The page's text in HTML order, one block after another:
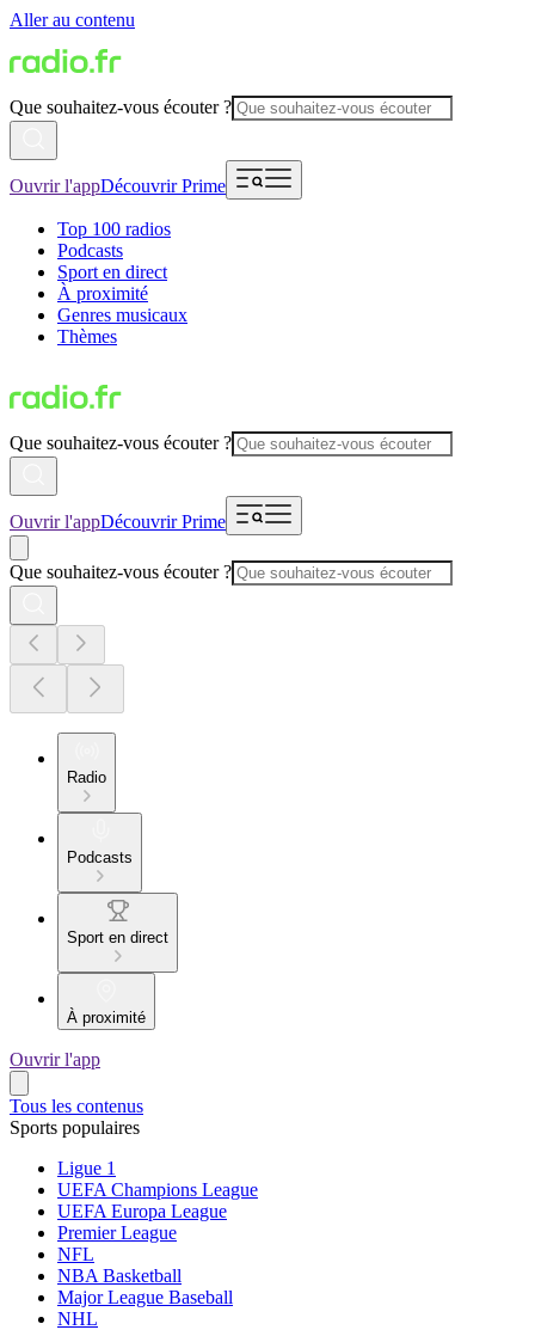
Aller au contenu
Que souhaitez-vous écouter ?
Ouvrir l'appDécouvrir Prime
Top 100 radios
Podcasts
Sport en direct
À proximité
Genres musicaux
Thèmes
Que souhaitez-vous écouter ?
Ouvrir l'appDécouvrir Prime
Que souhaitez-vous écouter ?
Radio
Podcasts
Sport en direct
À proximité
Ouvrir l'app
Tous les contenus
Sports populaires
Ligue 1
UEFA Champions League
UEFA Europa League
Premier League
NFL
NBA Basketball
Major League Baseball
NHL